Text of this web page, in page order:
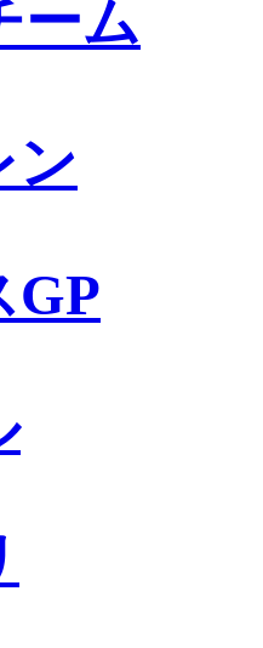
ーム
ン
GP